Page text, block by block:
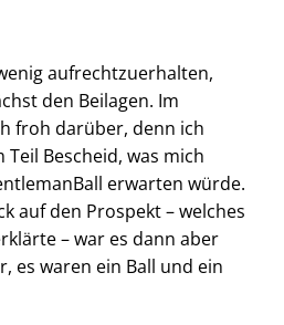
aufrechtzuerhalten,
den Beilagen. Im
froh darüber, denn ich
Bescheid, was mich
erwarten würde.
auf den Prospekt – welches
– war es dann aber
es waren ein Ball und ein